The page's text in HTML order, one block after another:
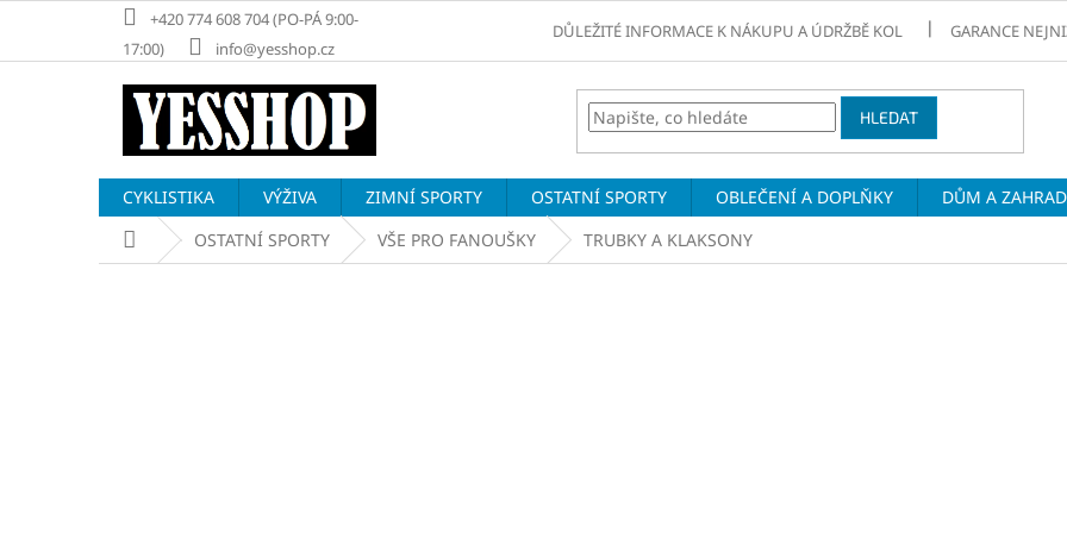
obsah
+420 774 608 704 (PO-PÁ 9:00-
17:00)
info@yesshop.cz
DŮLEŽITÉ INFORMACE K NÁKUPU A ÚDRŽBĚ KOL GARANCE
HLEDAT
CYKLISTIKA VÝŽIVA ZIMNÍ SPORTY OSTATNÍ SPORTY OBLEČENÍ A DOPLŇKY DŮM A
Domů OSTATNÍ SPORTY VŠE PRO FANOUŠKY TRUBKY A KLAKSONY